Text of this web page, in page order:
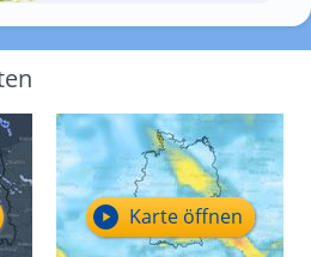
Karte öffnen